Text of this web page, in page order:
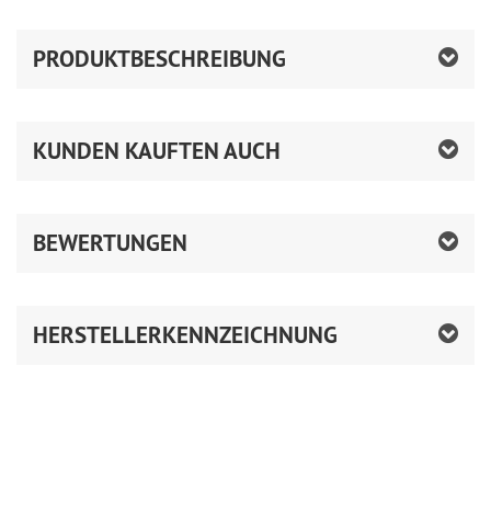
PRODUKTBESCHREIBUNG
KUNDEN KAUFTEN AUCH
BEWERTUNGEN
HERSTELLERKENNZEICHNUNG